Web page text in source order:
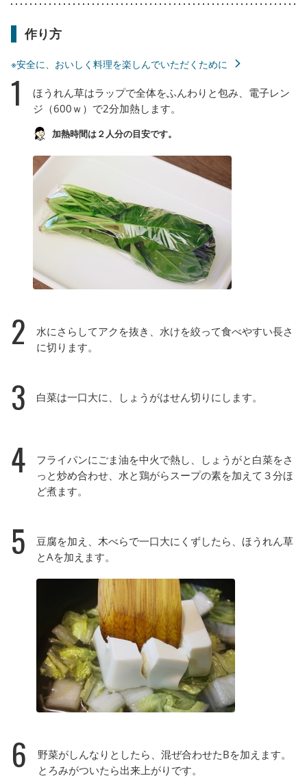
作り方
※安全に、おいしく料理を楽しんでいただくために
1
ほうれん草はラップで全体をふんわりと包み、電子レン
ジ（600ｗ）で2分加熱します。
加熱時間は２人分の目安です。
2
水にさらしてアクを抜き、水けを絞って食べやすい長さ
に切ります。
3 白菜は一口大に、しょうがはせん切りにします。
4
フライパンにごま油を中火で熱し、しょうがと白菜をさ
っと炒め合わせ、水と鶏がらスープの素を加えて３分ほ
ど煮ます。
5
豆腐を加え、木べらで一口大にくずしたら、ほうれん草
とAを加えます。
6
野菜がしんなりとしたら、混ぜ合わせたBを加えます。
とろみがついたら出来上がりです。